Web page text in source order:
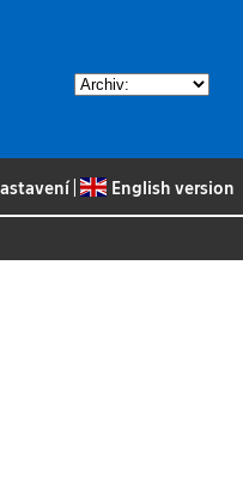
| English version